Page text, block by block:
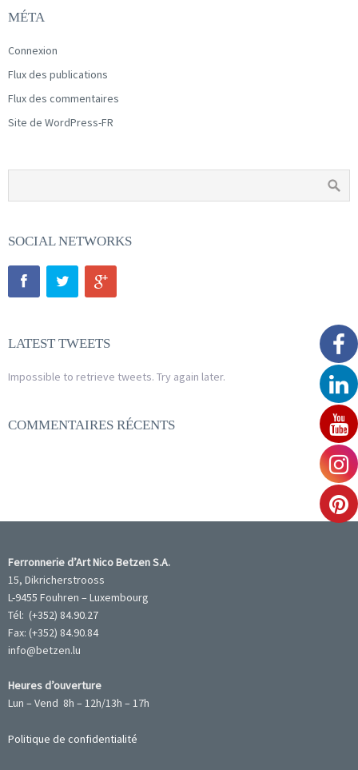
MÉTA
Connexion
Flux des publications
Flux des commentaires
Site de WordPress-FR
SOCIAL NETWORKS
LATEST TWEETS
Impossible to retrieve tweets. Try again later.
COMMENTAIRES RÉCENTS
Ferronnerie d’Art Nico Betzen S.A.
15, Dikricherstrooss
L-9455 Fouhren – Luxembourg
Tél: (+352) 84.90.27
Fax: (+352) 84.90.84
info@betzen.lu
Heures d’ouverture
Lun – Vend 8h – 12h/13h – 17h
Politique de confidentialité